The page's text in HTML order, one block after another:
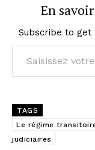
En
Subscribe to
Saisissez votre adresse e-mail…
TAGS
Le régime
judiciaires